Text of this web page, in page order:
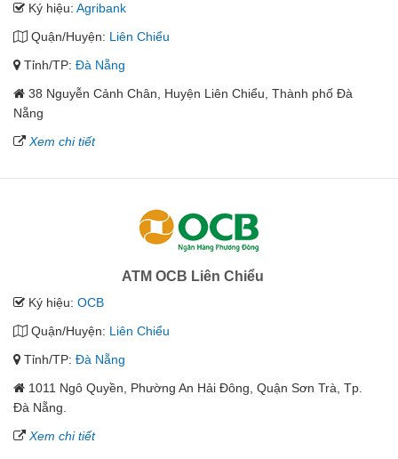
Ký hiệu: Agribank
Quận/Huyện: Liên Chiểu
Tỉnh/TP: Đà Nẵng
38 Nguyễn Cảnh Chân, Huyện Liên Chiểu, Thành phố Đà
Nẵng
Xem chi tiết
ATM OCB Liên Chiểu
Ký hiệu: OCB
Quận/Huyện: Liên Chiểu
Tỉnh/TP: Đà Nẵng
1011 Ngô Quyền, Phường An Hải Đông, Quận Sơn Trà, Tp.
Đà Nẵng.
Xem chi tiết